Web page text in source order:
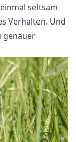
seltsam
Verhalten. Und
genauer